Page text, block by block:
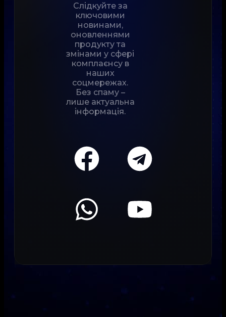
Слідкуйте за
ключовими
новинами,
оновленнями
продукту та
змінами у сфері
комплаєнсу в
наших
соцмережах.
Без спаму –
лише актуальна
інформація.